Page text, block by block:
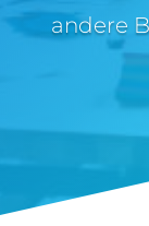
andere